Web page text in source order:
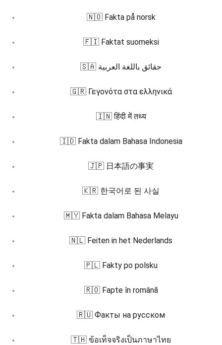
🇳🇴 Fakta på norsk
🇫🇮 Faktat suomeksi
🇸🇦 حقائق باللغة العربية
🇬🇷 Γεγονότα στα ελληνικά
🇮🇳 हिंदी में तथ्य
🇮🇩 Fakta dalam Bahasa Indonesia
🇯🇵 日本語の事実
🇰🇷 한국어로 된 사실
🇲🇾 Fakta dalam Bahasa Melayu
🇳🇱 Feiten in het Nederlands
🇵🇱 Fakty po polsku
🇷🇴 Fapte în română
🇷🇺 Факты на русском
🇹🇭 ข้อเท็จจริงเป็นภาษาไทย